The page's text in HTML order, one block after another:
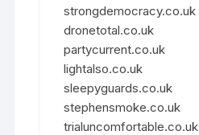
strongdemocracy.co.uk
dronetotal.co.uk
partycurrent.co.uk
lightalso.co.uk
sleepyguards.co.uk
stephensmoke.co.uk
trialuncomfortable.co.uk